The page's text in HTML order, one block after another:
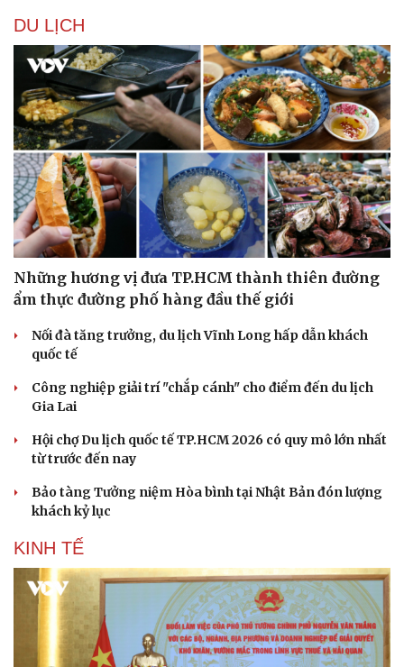
DU LỊCH
Những hương vị đưa TP.HCM thành thiên đường
ẩm thực đường phố hàng đầu thế giới
Nối đà tăng trưởng, du lịch Vĩnh Long hấp dẫn khách
quốc tế
Công nghiệp giải trí "chắp cánh" cho điểm đến du lịch
Gia Lai
Hội chợ Du lịch quốc tế TP.HCM 2026 có quy mô lớn nhất
từ trước đến nay
Bảo tàng Tưởng niệm Hòa bình tại Nhật Bản đón lượng
khách kỷ lục
KINH TẾ